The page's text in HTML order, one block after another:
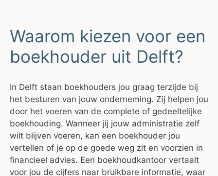
Waarom kiezen voor een
boekhouder uit Delft?
In Delft staan boekhouders jou graag terzijde bij
het besturen van jouw onderneming. Zij helpen jou
door het voeren van de complete of gedeeltelijke
boekhouding. Wanneer jij jouw administratie zelf
wilt blijven voeren, kan een boekhouder jou
vertellen of je op de goede weg zit en voorzien in
financieel advies. Een boekhoudkantoor vertaalt
voor jou de cijfers naar bruikbare informatie, waar